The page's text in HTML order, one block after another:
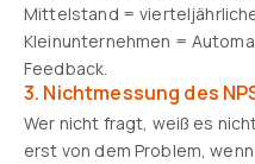
Mittelstand =
Kleinunternehmen =
Feedback.
3. Nichtmessung des
Wer nicht fragt, weiß es
erst von dem Problem,